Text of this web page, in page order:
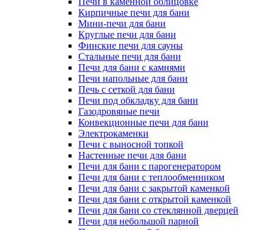
Кирпичные печи для бани
Мини-печи для бани
Круглые печи для бани
Финские печи для сауны
Стальные печи для бани
Печи для бани с камнями
Печи напольные для бани
Печь с сеткой для бани
Печи под обкладку для бани
Газодровяные печи
Конвекционные печи для бани
Электрокаменки
Печи с выносной топкой
Настенные печи для бани
Печи для бани с парогенератором
Печи для бани с теплообменником
Печи для бани с закрытой каменкой
Печи для бани с открытой каменкой
Печи для бани со стеклянной дверцей
Печи для небольшой парной